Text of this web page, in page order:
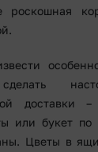
доставки
или букет
Цветы в